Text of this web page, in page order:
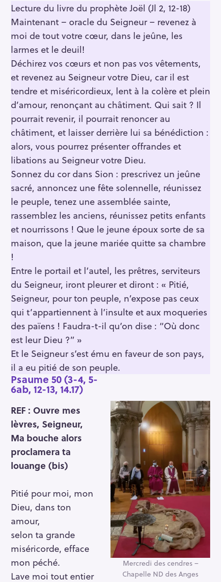
Lecture du livre du prophète Joël (Jl 2, 12-18)
Maintenant – oracle du Seigneur – revenez à
moi de tout votre cœur, dans le jeûne, les
larmes et le deuil!
Déchirez vos cœurs et non pas vos vêtements,
et revenez au Seigneur votre Dieu, car il est
tendre et miséricordieux, lent à la colère et plein
d’amour, renonçant au châtiment. Qui sait ? Il
pourrait revenir, il pourrait renoncer au
châtiment, et laisser derrière lui sa bénédiction :
alors, vous pourrez présenter offrandes et
libations au Seigneur votre Dieu.
Sonnez du cor dans Sion : prescrivez un jeûne
sacré, annoncez une fête solennelle, réunissez
le peuple, tenez une assemblée sainte,
rassemblez les anciens, réunissez petits enfants
et nourrissons ! Que le jeune époux sorte de sa
maison, que la jeune mariée quitte sa chambre
!
Entre le portail et l’autel, les prêtres, serviteurs
du Seigneur, iront pleurer et diront : « Pitié,
Seigneur, pour ton peuple, n’expose pas ceux
qui t’appartiennent à l’insulte et aux moqueries
des païens ! Faudra-t-il qu’on dise : “Où donc
est leur Dieu ?” »
Et le Seigneur s’est ému en faveur de son pays,
il a eu pitié de son peuple.
Mercredi des cendres –
Chapelle ND des Anges
Psaume 50(3-4, 5-
6ab, 12-13, 14.17)
REF : Ouvre mes
lèvres, Seigneur,
Ma bouche alors
proclamera ta
louange (bis)
Pitié pour moi, mon
Dieu, dans ton
amour,
selon ta grande
miséricorde, efface
mon péché.
Lave moi tout entier